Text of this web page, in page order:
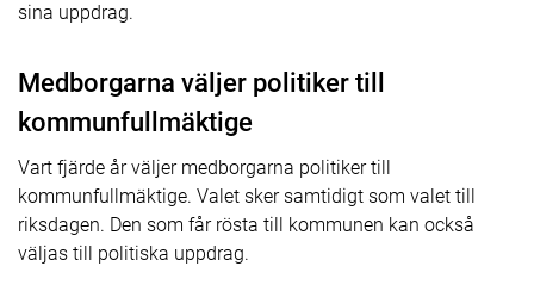
sina uppdrag.
Medborgarna väljer politiker till
kommunfullmäktige
Vart fjärde år väljer medborgarna politiker till
kommunfullmäktige. Valet sker samtidigt som valet till
riksdagen. Den som får rösta till kommunen kan också
väljas till politiska uppdrag.